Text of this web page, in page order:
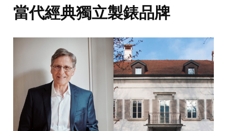
當代經典獨立製錶品牌